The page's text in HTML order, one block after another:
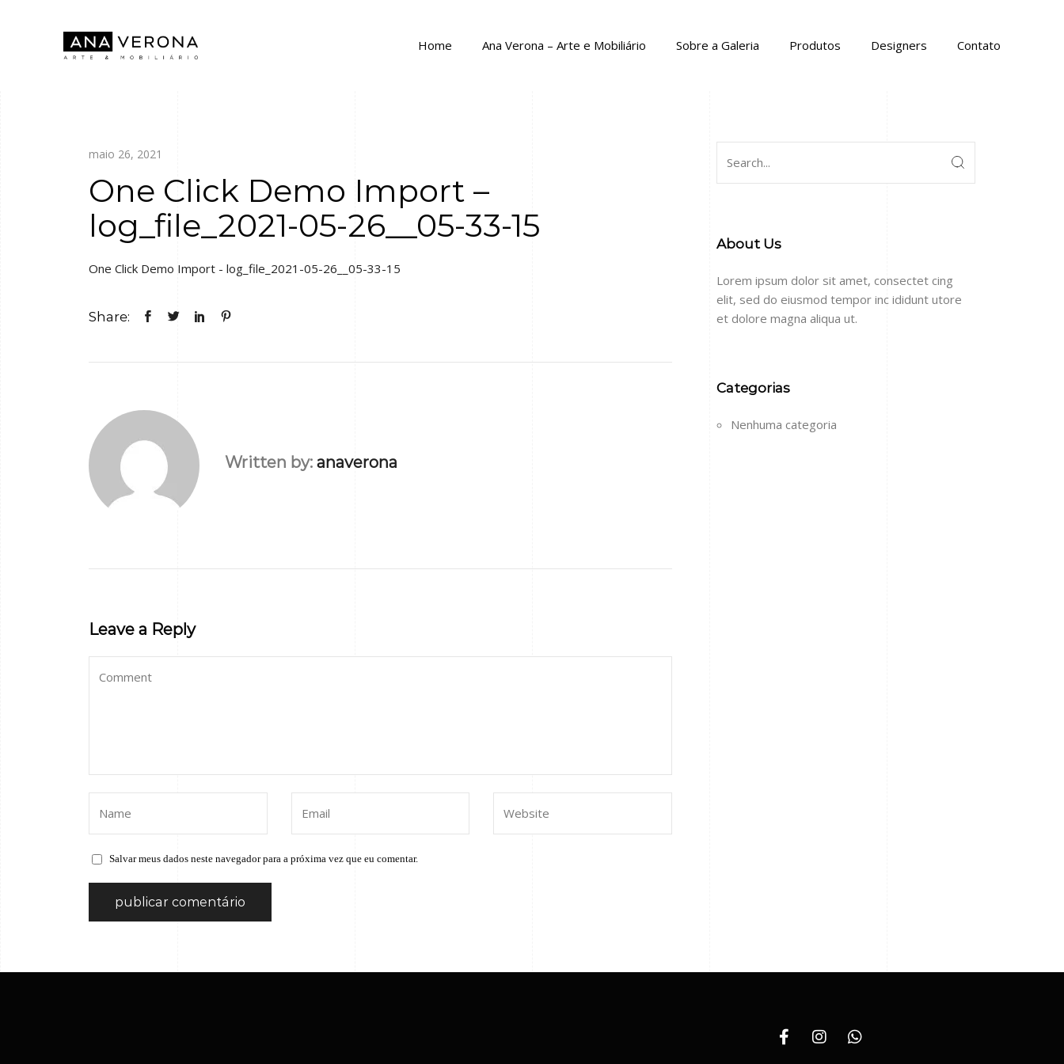
Home Ana Verona – Arte e Mobiliário Sobre a Galeria Produtos Designers Contato
maio 26, 2021
One Click Demo Import –
log_file_2021-05-26__05-33-15
One Click Demo Import - log_file_2021-05-26__05-33-15
Share:
Written by: anaverona
Leave a Reply
Salvar meus dados neste navegador para a próxima vez que eu comentar.
About Us
Lorem ipsum dolor sit amet, consectet cing
elit, sed do eiusmod tempor inc ididunt utore
et dolore magna aliqua ut.
Categorias
Nenhuma categoria